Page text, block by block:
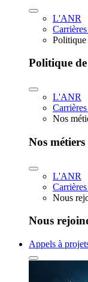
L'ANR
Politique
Politique de
L'ANR
Nos
Nos métiers
L'ANR
Nous
Nous
Appels à